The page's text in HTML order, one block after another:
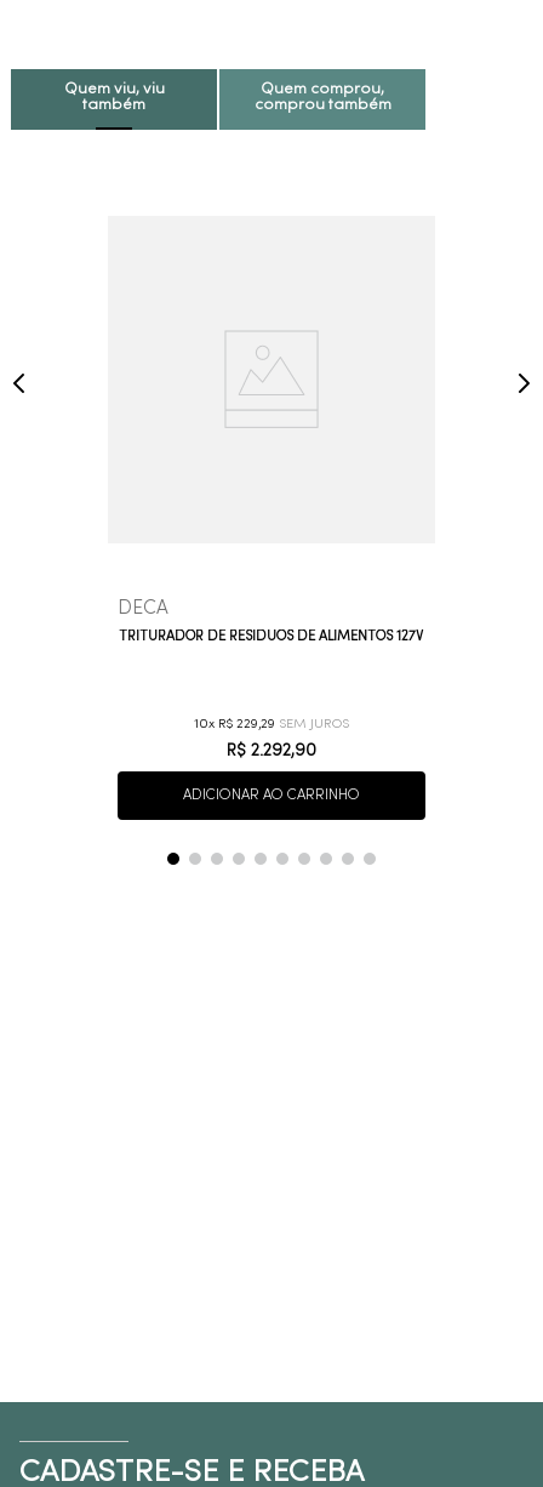
Quem viu, viu
também
Quem comprou,
comprou também
DECA
TRITURADOR DE RESÍDUOS DE ALIMENTOS 127V
10 R$ 229,29
R$ 2.292,90
ADICIONAR AO CARRINHO
CADASTRE-SE E RECEBA